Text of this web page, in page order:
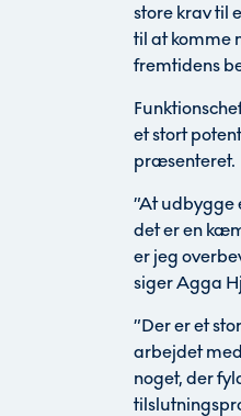
store krav til
til at komme
fremtidens
et stort
præsenteret.
”At udbygge
det er en
er jeg
siger Agga
”Der er et
arbejdet
noget, der